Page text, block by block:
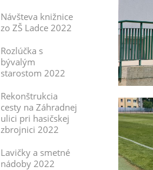
Návšteva knižnice
zo ZŠ Ladce 2022
Rozlúčka s
bývalým
starostom 2022
Rekonštrukcia
cesty na Záhradnej
ulici pri hasičskej
zbrojnici 2022
Lavičky a smetné
nádoby 2022